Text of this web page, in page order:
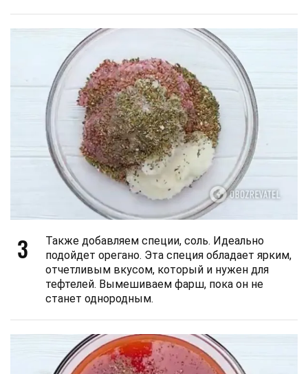
3
Также добавляем специи, соль. Идеально
подойдет орегано. Эта специя обладает ярким,
отчетливым вкусом, который и нужен для
тефтелей. Вымешиваем фарш, пока он не
станет однородным.